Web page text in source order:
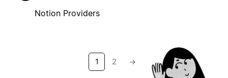
Notion Providers
1 2 →